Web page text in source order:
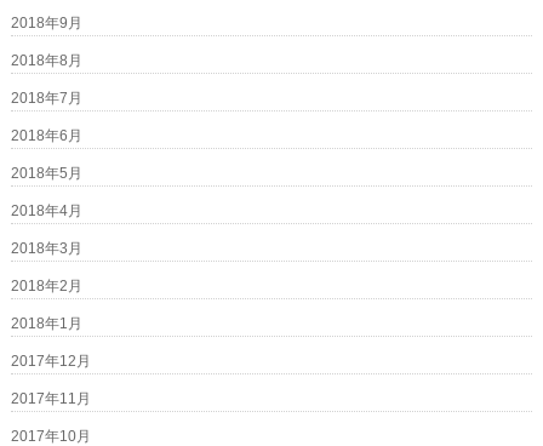
2018年9月
2018年8月
2018年7月
2018年6月
2018年5月
2018年4月
2018年3月
2018年2月
2018年1月
2017年12月
2017年11月
2017年10月